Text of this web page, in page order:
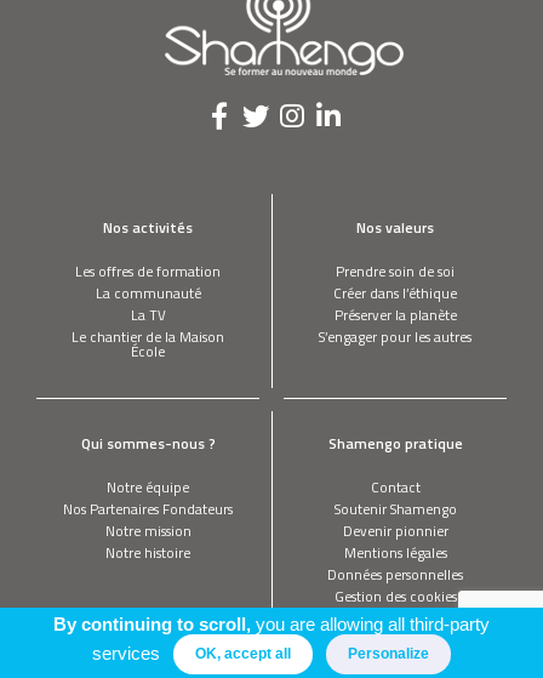
Nos activités
Les offres de formation
La communauté
La TV
Le chantier de la Maison
École
Nos valeurs
Prendre soin de soi
Créer dans l’éthique
Préserver la planète
S’engager pour les autres
Qui sommes-nous ?
Notre équipe
Nos Partenaires Fondateurs
Notre mission
Notre histoire
Shamengo pratique
Contact
Soutenir Shamengo
Devenir pionnier
Mentions légales
Données personnelles
Gestion des cookies
By continuing to scroll,you are allowing all third-party
services
OK, accept all Personalize